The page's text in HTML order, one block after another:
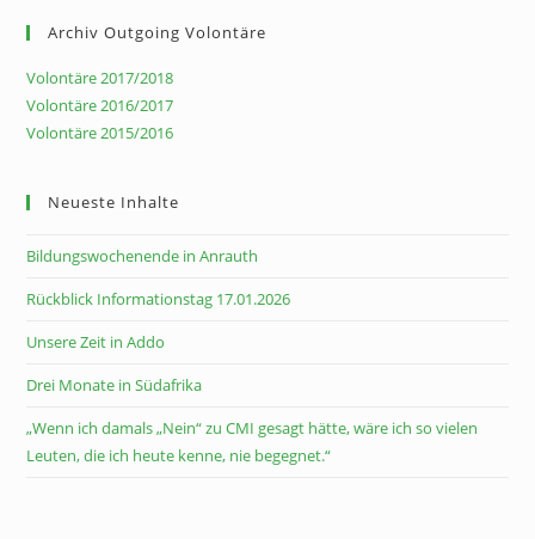
Archiv Outgoing Volontäre
Volontäre 2017/2018
Volontäre 2016/2017
Volontäre 2015/2016
Neueste Inhalte
Bildungswochenende in Anrauth
Rückblick Informationstag 17.01.2026
Unsere Zeit in Addo
Drei Monate in Südafrika
„Wenn ich damals „Nein“ zu CMI gesagt hätte, wäre ich so vielen
Leuten, die ich heute kenne, nie begegnet.“